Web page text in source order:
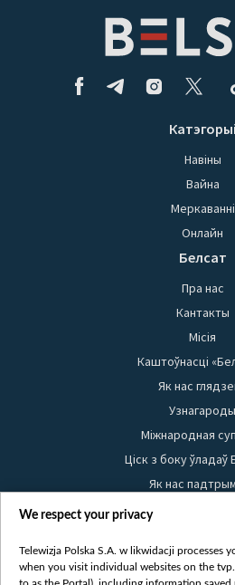
Катэгорыі
Навіны
Вайна
Меркаванні
Онлайн
Белсат
Пра нас
Кантакты
Місія
Каштоўнасці
Як нас
Узнагароды
Міжнародная
Ціск з боку ўладаў
Як нас
Правілы выкарыстання
Бяспека
Youtube
We respect your privacy
Telewizja Polska S.A. w likwidacji processes
when you visit individual websites on the